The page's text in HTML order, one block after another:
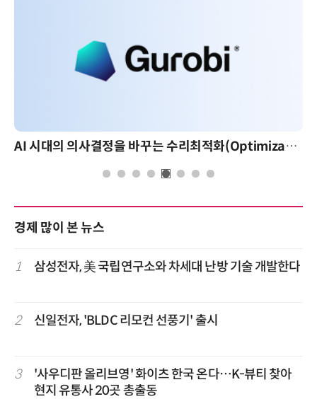
AI 시대의 의사결정을 바꾸는 수리최적화(Optimization): 실제 산업 적용 사례와 활용 전략
경제 많이 본 뉴스
1 삼성전자, 美 국립연구소와 차세대 난방 기술 개발한다
2 신일전자, 'BLDC 리모컨 선풍기' 출시
3
'사우디판 올리브영' 화이츠 한국 온다…K-뷰티 찾아
현지 유통사 20곳 총출동